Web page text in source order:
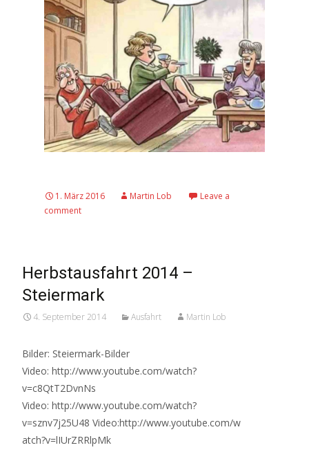
1. März 2016 Martin Lob
Leave a
comment
Herbstausfahrt 2014 –
Steiermark
4. September 2014 Ausfahrt Martin Lob
Bilder: Steiermark-Bilder
Video: http://www.youtube.com/watch?
v=c8QtT2DvnNs
Video: http://www.youtube.com/watch?
v=sznv7j25U48 Video:http://www.youtube.com/w
atch?v=lIUrZRRlpMk